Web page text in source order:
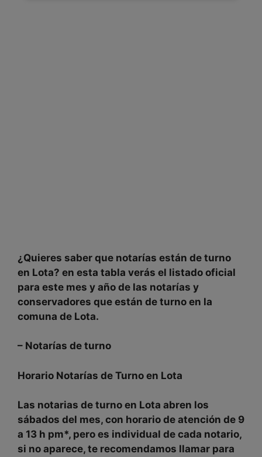
¿Quieres saber que notarías están de turno
en Lota? en esta tabla verás el listado oficial
para este mes y año de las notarías y
conservadores que están de turno en la
comuna de Lota.
– Notarías de turno
Horario Notarías de Turno en Lota
Las notarias de turno en Lota abren los
sábados del mes, con horario de atención de 9
a 13 h pm*, pero es individual de cada notario,
si no aparece, te recomendamos llamar para